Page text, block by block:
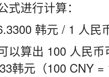
式进行计算：
韩元 / 1 人民
以算出 100 人民
韩元（100 CNY =